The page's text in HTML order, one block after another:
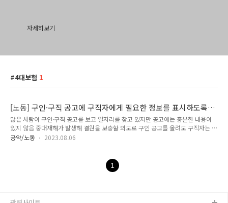
자세히보기
4대보험 1
[노동] 구인·구직 공고에 구직자에게 필요한 정보를 표시하도록
함
많은 사람이 구인·구직 공고를 보고 일자리를 찾고 있지만 공고에는 충분한 내용이
있지 않음 중대재해가 발생해 결원을 보충할 의도로 구인 공고를 올려도 구직자는 알
수 없음 임금체불이 만연한 기업도 이를 확인 할 수 없음 4대 보험을 납부하지 않아
가 있었는지 공개하게 되어 있지만, 법안 도입 후 지난 1년 동안 제대로 공개되지 않
았음 이전처럼 단순히 '몇 명이 어떤 기업에서 죽었다' 정도만 제공하고 있어, 법은 시
공약/노동 2023.08.06
1